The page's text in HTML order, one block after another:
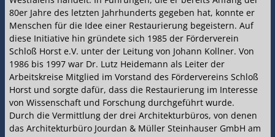
80er Jahre des letzten Jahrhunderts gegeben hat, konnte er
Menschen für die Idee einer Restaurierung begeistern. Auf
diese Initiative hin gründete sich 1985 der Förderverein
Schloß Horst e.V. unter der Leitung von Johann Kollner. Von
1986 bis 1997 war Dr. Lutz Heidemann als Leiter der
Arbeitskreise Mitglied im Vorstand des Fördervereins Schloß
Horst und sorgte dafür, dass die Restaurierung im Interesse
von Wissenschaft und Forschung durchgeführt wurde.
Durch die Vermittlung der drei Architekturbüros, von denen
das Architekturbüro Jourdan & Müller Steinhauser GmbH am